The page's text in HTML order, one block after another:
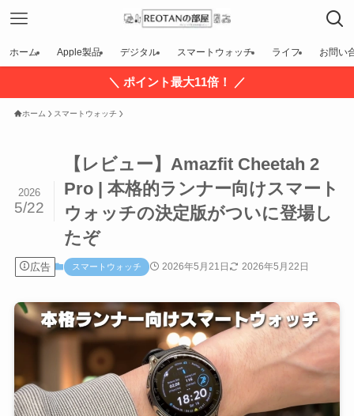
ホーム Apple製品 デジタル スマートウォッチ ライフ お問い
＼ ポイント最大11倍！ ／
ホーム スマートウォッチ
【レビュー】Amazfit Cheetah 2
Pro | 本格的ランナー向けスマート
ウォッチの決定版がついに登場し
たぞ
2026
5/22
広告 スマートウォッチ 2026年5月21日 2026年5月22日